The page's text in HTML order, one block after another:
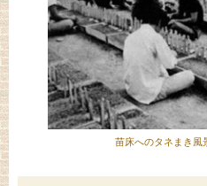
苗床へのタネまき風